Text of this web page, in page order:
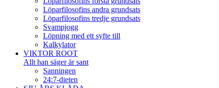
Löparfilosofins andra grundsats
Löparfilosofins tredje grundsats
Svampjogg
Löpning med ett syfte till
Kalkylator
VIKTOR ROOT
Allt han säger är sant
Sanningen
24:7-dieten